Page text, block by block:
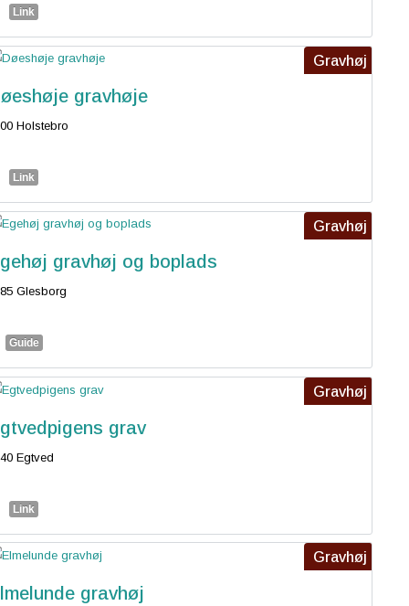
Link
Gravhøj
gravhøje
Holstebro
Link
Gravhøj
gravhøj og boplads
Glesborg
Guide
Gravhøj
grav
Egtved
Link
Gravhøj
gravhøj